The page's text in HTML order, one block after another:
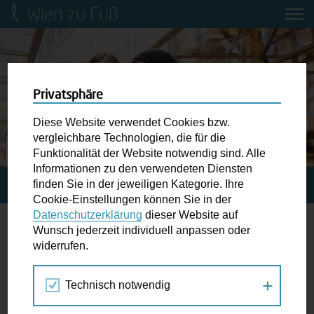
Wien zu Fuß
Mobilitätsbildung für Kinder und
Jugendliche
Ringstraße-Neugestaltung
Wiener Fußwegekarte
Newsletter abonnieren
Wunschbox
der Ampel ...
STARTSEITE BLOG
Blog
Privatsphäre
Diese Website verwendet Cookies bzw.
vergleichbare Technologien, die für die
Funktionalität der Website notwendig sind. Alle
Informationen zu den verwendeten Diensten
finden Sie in der jeweiligen Kategorie. Ihre
Cookie-Einstellungen können Sie in der
Datenschutzerklärung dieser Website auf
Wunsch jederzeit individuell anpassen oder
widerrufen.
Technisch notwendig